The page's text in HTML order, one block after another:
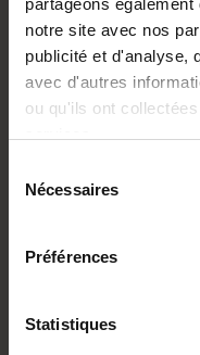
partageons
notre site avec nos
publicité et d'analyse,
avec d'autres
ou qu'ils ont
Nécessaires
Préférences
Statistiques